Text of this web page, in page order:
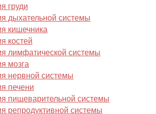
груди
дыхательной системы
кишечника
костей
лимфатической системы
мозга
нервной системы
печени
пищеварительной системы
репродуктивной системы